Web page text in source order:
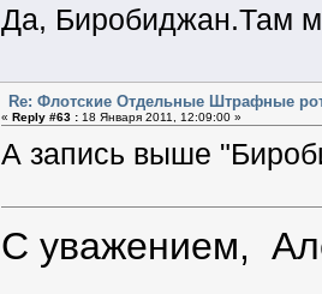
Да, Биробиджан.Там
Re: Флотские Отдельные Штрафные
« Reply #63 :18 Января 2011, 12:09:00 »
А запись выше
С уважением,